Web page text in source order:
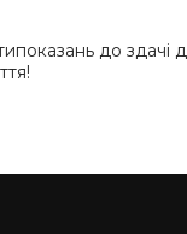
до здачі